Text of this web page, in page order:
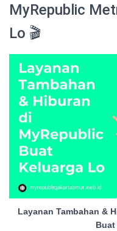
MyRepublic
Lo 🎬
Layanan Tambahan &
Buat